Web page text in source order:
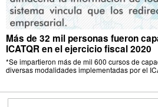
Más de 32 mil personas fueron
ICATQR en el ejercicio fiscal 2020
*Se impartieron más de mil 600 cursos de
diversas modalidades implementadas por el